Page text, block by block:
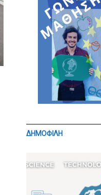
ΔΗΜΟΦΙΛΗ